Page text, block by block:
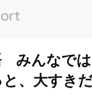
んなでは
と、大すき